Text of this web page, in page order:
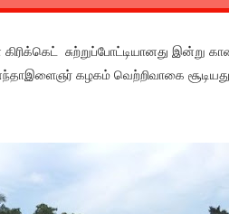
சுற்றுப்போட்டியானது இன்று
கழகம் வெற்றிவாகை